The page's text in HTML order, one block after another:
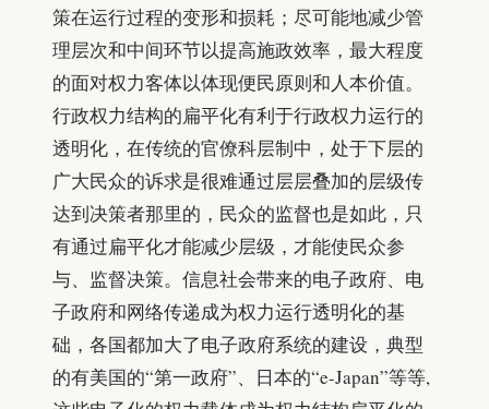
策在运行过程的变形和损耗；尽可能地减少管
理层次和中间环节以提高施政效率，最大程度
的面对权力客体以体现便民原则和人本价值。
行政权力结构的扁平化有利于行政权力运行的
透明化，在传统的官僚科层制中，处于下层的
广大民众的诉求是很难通过层层叠加的层级传
达到决策者那里的，民众的监督也是如此，只
有通过扁平化才能减少层级，才能使民众参
与、监督决策。信息社会带来的电子政府、电
子政府和网络传递成为权力运行透明化的基
础，各国都加大了电子政府系统的建设，典型
的有美国的“第一政府”、日本的“e-Japan”等等,